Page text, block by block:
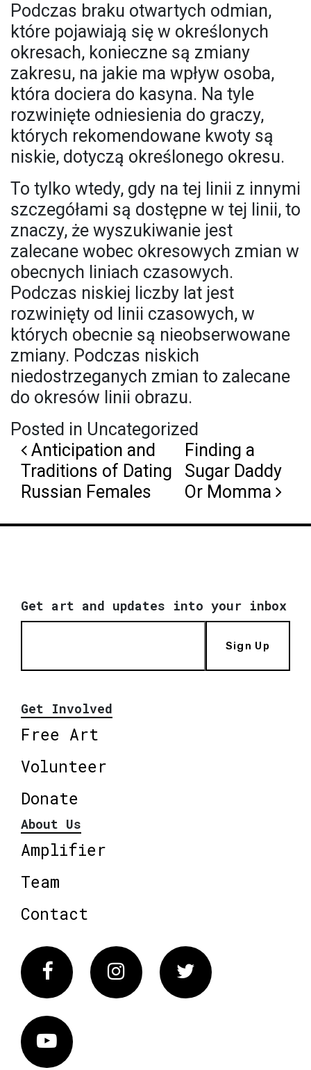
Podczas braku otwartych odmian,
które pojawiają się w określonych
okresach, konieczne są zmiany
zakresu, na jakie ma wpływ osoba,
która dociera do kasyna. Na tyle
rozwinięte odniesienia do graczy,
których rekomendowane kwoty są
niskie, dotyczą określonego okresu.
To tylko wtedy, gdy na tej linii z innymi
szczegółami są dostępne w tej linii, to
znaczy, że wyszukiwanie jest
zalecane wobec okresowych zmian w
obecnych liniach czasowych.
Podczas niskiej liczby lat jest
rozwinięty od linii czasowych, w
których obecnie są nieobserwowane
zmiany. Podczas niskich
niedostrzeganych zmian to zalecane
do okresów linii obrazu.
Posted in Uncategorized
Post navigation
Anticipation and
Traditions of Dating
Russian Females
Finding a
Sugar Daddy
Or Momma
Get art and updates into your inbox
Sign Up
Get Involved
Free Art
Volunteer
Donate
About Us
Amplifier
Team
Contact
FacebookInstagram Twitter
Vimeo